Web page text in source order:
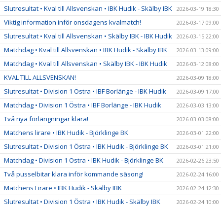
Slutresultat • Kval till Allsvenskan • IBK Hudik - Skälby IBK 2026-03-19 18:30
Viktig information inför onsdagens kvalmatch! 2026-03-17 09:00
Slutresultat • Kval till Allsvenskan • Skälby IBK - IBK Hudik 2026-03-15 22:00
Matchdag • Kval till Allsvenskan • IBK Hudik - Skälby IBK 2026-03-13 09:00
Matchdag • Kval till Allsvenskan • Skälby IBK - IBK Hudik 2026-03-12 08:00
KVAL TILL ALLSVENSKAN! 2026-03-09 18:00
Slutresultat • Division 1 Östra • IBF Borlänge - IBK Hudik 2026-03-09 17:00
Matchdag • Division 1 Östra • IBF Borlänge - IBK Hudik 2026-03-03 13:00
Två nya förlängningar klara! 2026-03-03 08:00
Matchens lirare • IBK Hudik - Björklinge BK 2026-03-01 22:00
Slutresultat • Division 1 Östra • IBK Hudik - Björklinge BK 2026-03-01 21:00
Matchdag • Division 1 Östra • IBK Hudik - Björklinge BK 2026-02-26 23:50
Två pusselbitar klara inför kommande säsong! 2026-02-24 16:00
Matchens Lirare • IBK Hudik - Skälby IBK 2026-02-24 12:30
Slutresultat • Division 1 Östra • IBK Hudik - Skälby IBK 2026-02-24 10:00